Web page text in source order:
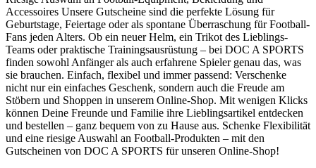
Accessoires Unsere Gutscheine sind die perfekte Lösung für
Geburtstage, Feiertage oder als spontane Überraschung für Football-
Fans jeden Alters. Ob ein neuer Helm, ein Trikot des Lieblings-
Teams oder praktische Trainingsausrüstung – bei DOC A SPORTS
finden sowohl Anfänger als auch erfahrene Spieler genau das, was
sie brauchen. Einfach, flexibel und immer passend: Verschenke
nicht nur ein einfaches Geschenk, sondern auch die Freude am
Stöbern und Shoppen in unserem Online-Shop. Mit wenigen Klicks
können Deine Freunde und Familie ihre Lieblingsartikel entdecken
und bestellen – ganz bequem von zu Hause aus. Schenke Flexibilität
und eine riesige Auswahl an Football-Produkten – mit den
Gutscheinen von DOC A SPORTS für unseren Online-Shop!